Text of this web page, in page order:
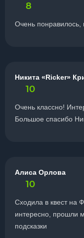
8
Очень понравилось,
Никита «Ricker»
10
Очень классно!
Большое спасибо
Алиса Орлова
10
Сходила в квест на
интересно, прошли
подсказки